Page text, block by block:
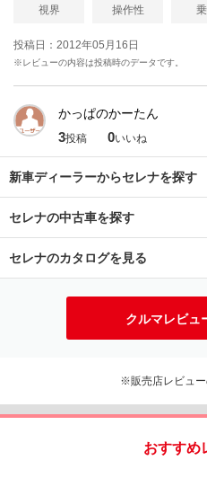
視界 操作性
投稿日：2012年05月16日
※レビューの内容は投稿時のデータです。
かっぱのかーたん
3投稿 0いいね
新車ディーラーからセレナを探す
セレナの中古車を探す
セレナのカタログを見る
クルマレビュ
※販売店レビュー
おすすめ